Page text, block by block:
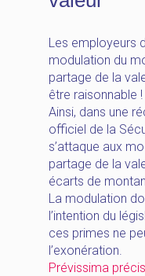
Les employeurs
modulation du
partage de la
être raisonnable !
Ainsi, dans une
officiel de la
s’attaque aux
partage de la
écarts de
La modulation
l’intention du
ces primes ne
l’exonération.
Prévissima